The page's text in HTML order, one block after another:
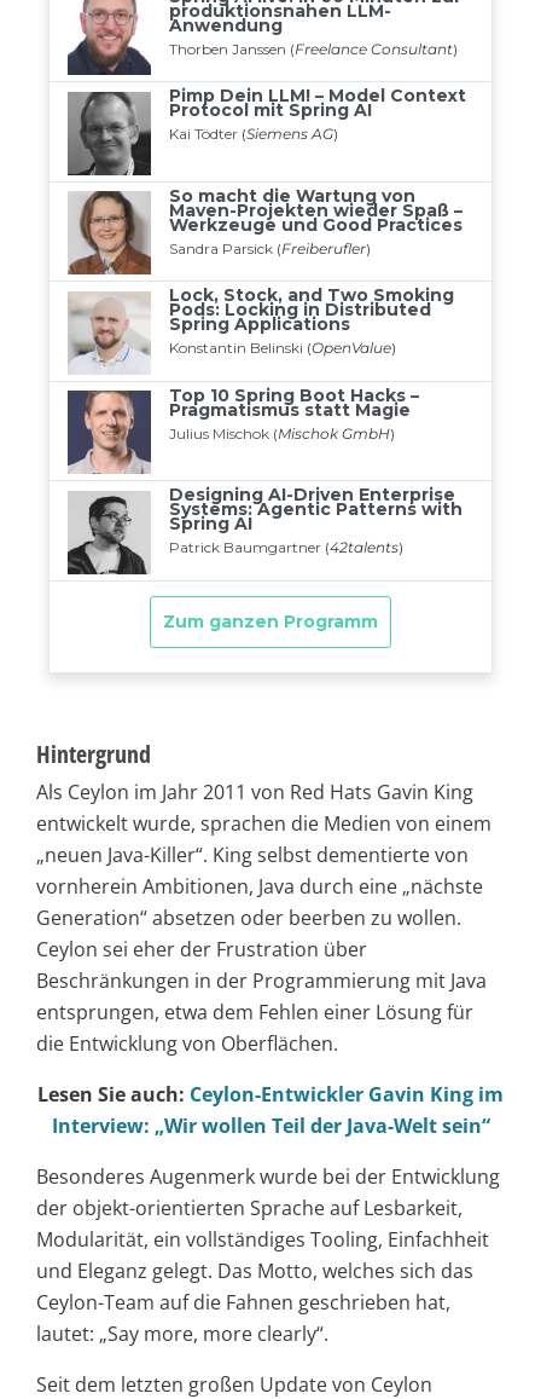
Hintergrund
Als Ceylon im Jahr 2011 von Red Hats Gavin King
entwickelt wurde, sprachen die Medien von einem
„neuen Java-Killer“. King selbst dementierte von
vornherein Ambitionen, Java durch eine „nächste
Generation“ absetzen oder beerben zu wollen.
Ceylon sei eher der Frustration über
Beschränkungen in der Programmierung mit Java
entsprungen, etwa dem Fehlen einer Lösung für
die Entwicklung von Oberflächen.
Lesen Sie auch: Ceylon-Entwickler Gavin King im
Interview: „Wir wollen Teil der Java-Welt sein“
Besonderes Augenmerk wurde bei der Entwicklung
der objekt-orientierten Sprache auf Lesbarkeit,
Modularität, ein vollständiges Tooling, Einfachheit
und Eleganz gelegt. Das Motto, welches sich das
Ceylon-Team auf die Fahnen geschrieben hat,
lautet: „Say more, more clearly“.
Seit dem letzten großen Update von Ceylon